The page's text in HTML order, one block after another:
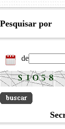
Pesquisar por
de